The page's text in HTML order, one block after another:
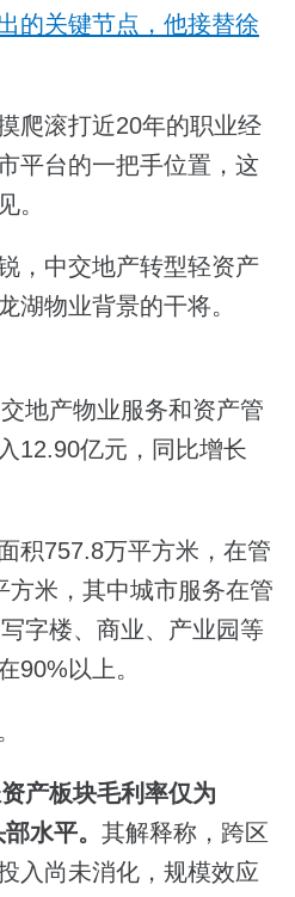
的关键节点，他接替徐
爬滚打近20年的职业经
平台的一把手位置，这
。
，中交地产转型轻资产
湖物业背景的干将。
地产物业服务和资产管
12.90亿元，同比增长
积757.8万平方米，在管
方米，其中城市服务在管
字楼、商业、产业园等
90%以上。
产板块毛利率仅为
水平。 其解释称，跨区
入尚未消化，规模效应